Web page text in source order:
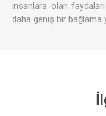
insanlara olan
daha geniş bir bağlama